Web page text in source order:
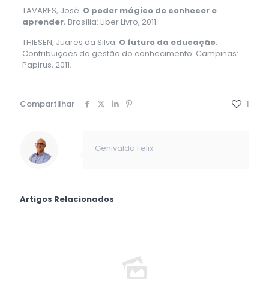
TAVARES, José. O poder mágico de conhecer e
aprender. Brasília: Liber Livro, 2011.
THIESEN, Juares da Silva. O futuro da educação.
Contribuições da gestão do conhecimento. Campinas:
Papirus, 2011.
Compartilhar 1
Genivaldo Felix
Artigos Relacionados